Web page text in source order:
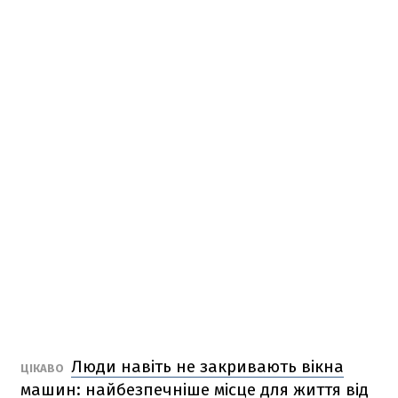
ЦІКАВО Люди навіть не закривають вікна
машин: найбезпечніше місце для життя від